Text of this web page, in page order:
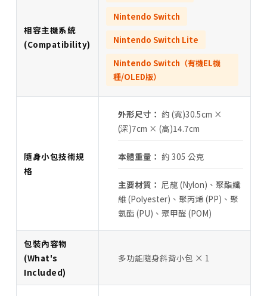
相容主機系統
(Compatibility)
Nintendo Switch
Nintendo Switch Lite
Nintendo Switch（有機EL機
種/OLED版）
隨身小包技術規
格
外形尺寸： 約 (寬)30.5cm ×
(深)7cm × (高)14.7cm
本體重量： 約 305 公克
主要材質： 尼龍 (Nylon)、聚酯纖
維 (Polyester)、聚丙烯 (PP)、聚
氨酯 (PU)、聚甲醛 (POM)
包裝內容物
(What's
Included)
多功能隨身斜背小包 × 1